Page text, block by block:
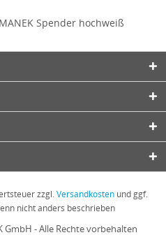
Spender hochweiß
zzgl.Versandkosten und ggf.
nicht anders beschrieben
GmbH - Alle Rechte vorbehalten